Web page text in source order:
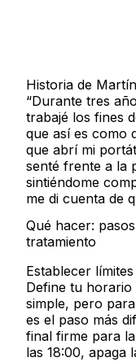
Historia de
“Durante tres
trabajé los fines
que así es como
que abrí mi
senté frente a la
sintiéndome
me di cuenta de
Qué hacer:
tratamiento
Establecer
Define tu
simple, pero
es el paso más
final firme para
las 18:00, apaga